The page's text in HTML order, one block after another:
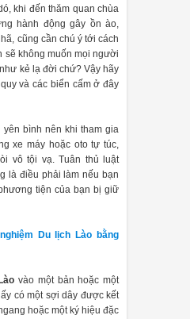
khi đến thăm quan chùa
hành động gây ồn ào,
cũng cần chú ý tới cách
sẽ không muốn mọi người
kẻ lạ đời chứ? Vậy hãy
và các biển cấm ở đây
bình nên khi tham gia
xe máy hoặc oto tự túc,
vô tội vạ. Tuân thủ luật
là điều phải làm nếu bạn
tiện của bạn bị giữ
Du lịch Lào bằng
vào một bản hoặc một
có một sợi dây được kết
hoặc một ký hiệu đặc